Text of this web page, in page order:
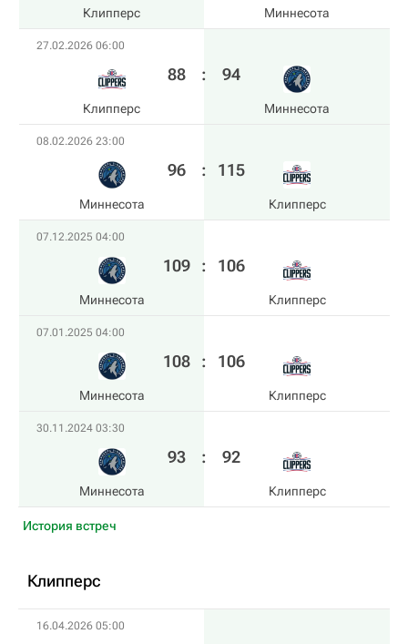
Клипперс Миннесота
27.02.2026 06:00
Клипперс
88 : 94
Миннесота
08.02.2026 23:00
Миннесота
96 : 115
Клипперс
07.12.2025 04:00
Миннесота
109 : 106
Клипперс
07.01.2025 04:00
Миннесота
108 : 106
Клипперс
30.11.2024 03:30
Миннесота
93 : 92
Клипперс
История встреч
Клипперс
16.04.2026 05:00